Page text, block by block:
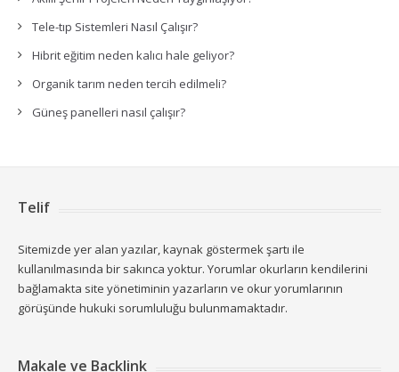
Tele-tıp Sistemleri Nasıl Çalışır?
Hibrit eğitim neden kalıcı hale geliyor?
Organik tarım neden tercih edilmeli?
Güneş panelleri nasıl çalışır?
Telif
Sitemizde yer alan yazılar, kaynak göstermek şartı ile
kullanılmasında bir sakınca yoktur. Yorumlar okurların kendilerini
bağlamakta site yönetiminin yazarların ve okur yorumlarının
görüşünde hukuki sorumluluğu bulunmamaktadır.
Makale ve Backlink